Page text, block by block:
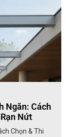
Ngăn: Cách
Nứt
Chọn & Thi